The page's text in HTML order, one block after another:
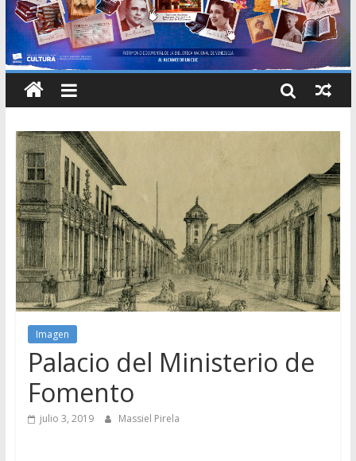
Imagen
Palacio del Ministerio de
Fomento
julio 3, 2019 Massiel Pirela